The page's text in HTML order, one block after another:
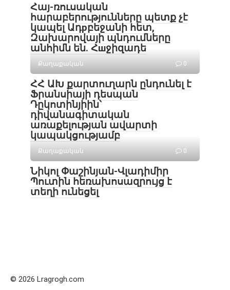
Հայ-ռուսական
հարաբերությունները պետք չէ
կապել Ադрբեջանի հետ,
Զախարովայի պնդումները
անհիմն են. Հшջիզադե
Քաղաքական 0
ՀՀ ԱԽ քարտուղարն ընդունել է
Ֆրանսիայի դեսպան
Դըկոտինյիին՝
դիվանագիտական
առաքելության ավարտի
կապակցությամբ
Քաղաքական 0
Նիկոլ Փաշինյան-Վլադիմիր
Պուտին հեռախոսազրույց է
տեղի ունեցել
© 2026 Lragrogh.com